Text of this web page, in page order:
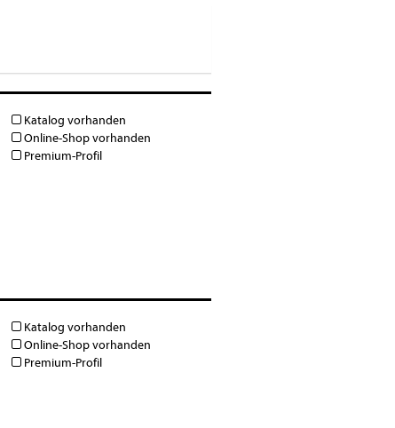
Katalog vorhanden
Online-Shop vorhanden
Premium-Profil
Katalog vorhanden
Online-Shop vorhanden
Premium-Profil